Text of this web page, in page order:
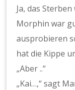
Ja, das
Morphin war
ausprobieren
hat die Kippe
„Aber ..“
„Kai…,“ sagt